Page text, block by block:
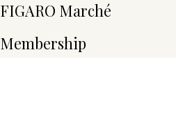
FIGARO Marché
Membership